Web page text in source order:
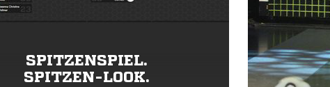
SPITZENSPIEL.
SPITZEN-LOOK.